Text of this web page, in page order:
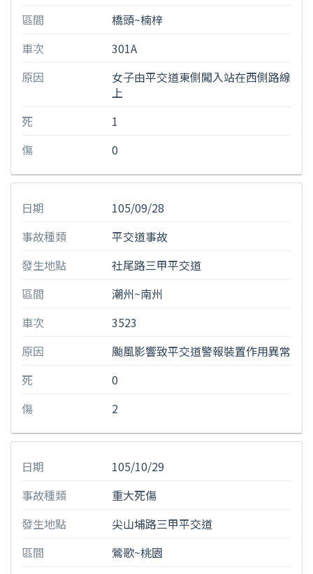
區間
橋頭~楠梓
車次
301A
原因
女子由平交道東側闖入站在西側路線
上
死
1
傷
0
日期
105/09/28
事故種類
平交道事故
發生地點
社尾路三甲平交道
區間
潮州~南州
車次
3523
原因
颱風影響致平交道警報裝置作用異常
死
0
傷
2
日期
105/10/29
事故種類
重大死傷
發生地點
尖山埔路三甲平交道
區間
鶯歌~桃園